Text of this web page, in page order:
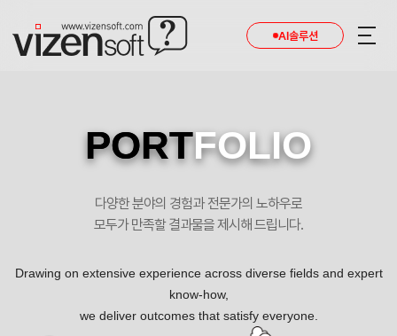
AI솔루션
PORTFOLIO
다양한 분야의 경험과 전문가의 노하우로
모두가 만족할 결과물을 제시해 드립니다.
Drawing on extensive experience across diverse fields and expert
know-how,
we deliver outcomes that satisfy everyone.